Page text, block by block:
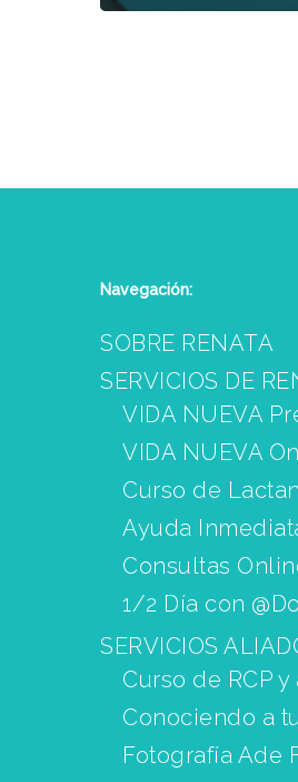
Navegación:
SOBRE RENATA
SERVICIOS DE
VIDA NUEVA
VIDA NUEVA
Curso de
Ayuda
Consultas
1/2 Día con
SERVICIOS
Curso de RCP
Conociendo a
Fotografía Ade